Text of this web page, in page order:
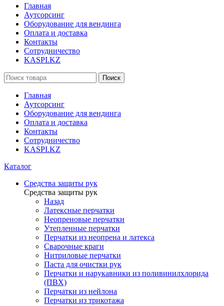
Главная
Аутсорсинг
Оборудование для вендинга
Оплата и доставка
Контакты
Сотрудничество
KASPI.KZ
Поиск
Главная
Аутсорсинг
Оборудование для вендинга
Оплата и доставка
Контакты
Сотрудничество
KASPI.KZ
Каталог
Средства защиты рук
Средства защиты рук
Назад
Латексные перчатки
Неопреновые перчатки
Утепленные перчатки
Перчатки из неопрена и латекса
Сварочные краги
Нитриловые перчатки
Паста для очистки рук
Перчатки и нарукавники из поливинилхлорида
(ПВХ)
Перчатки из нейлона
Перчатки из трикотажа